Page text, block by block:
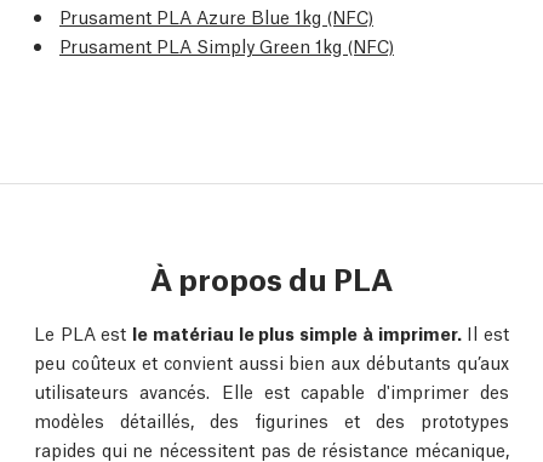
Prusament PLA Azure Blue 1kg (NFC)
Prusament PLA Simply Green 1kg (NFC)
À propos du PLA
Le PLA est le matériau le plus simple à imprimer.Il est
peu coûteux et convient aussi bien aux débutants qu’aux
utilisateurs avancés. Elle est capable d'imprimer des
modèles détaillés, des figurines et des prototypes
rapides qui ne nécessitent pas de résistance mécanique,